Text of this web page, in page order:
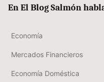
En El Blog Salmón
Economía
Mercados Financieros
Economía Doméstica